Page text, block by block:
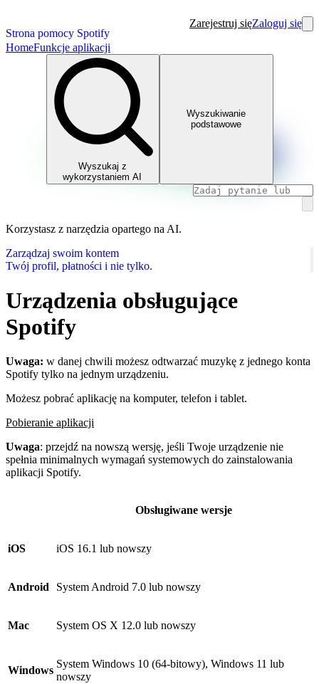
Strona pomocy Spotify
Zarejestruj sięZaloguj się
HomeFunkcje aplikacji
Wyszukaj z
wykorzystaniem AI
Wyszukiwanie
podstawowe
Korzystasz z narzędzia opartego na AI.
Zarządzaj swoim kontem
Twój profil, płatności i nie tylko.
Urządzenia obsługujące
Spotify
Uwaga: w danej chwili możesz odtwarzać muzykę z jednego konta
Spotify tylko na jednym urządzeniu.
Możesz pobrać aplikację na komputer, telefon i tablet.
Pobieranie aplikacji
Uwaga: przejdź na nowszą wersję, jeśli Twoje urządzenie nie
spełnia minimalnych wymagań systemowych do zainstalowania
aplikacji Spotify.
Obsługiwane wersje
iOS iOS 16.1 lub nowszy
Android System Android 7.0 lub nowszy
Mac System OS X 12.0 lub nowszy
Windows
System Windows 10 (64-bitowy), Windows 11 lub
nowszy